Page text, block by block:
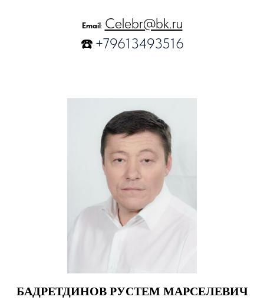
Email: Celebr@bk.ru
☎️:+79613493516
БАДРЕТДИНОВ РУСТЕМ МАРСЕЛЕВИЧ